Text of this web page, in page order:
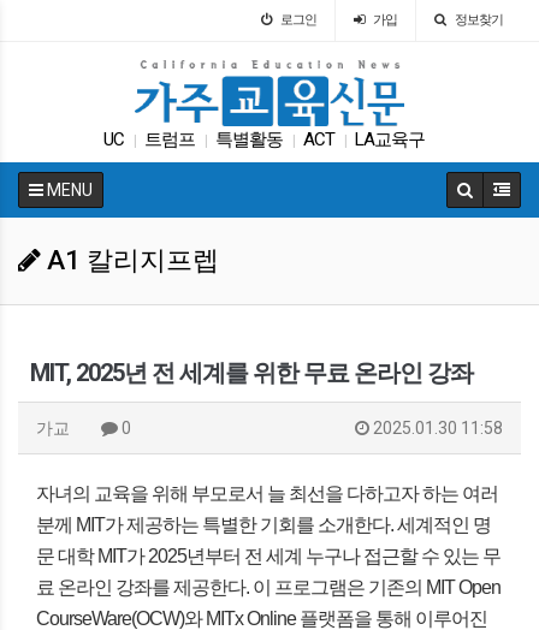
로그인 가입 정보찾기
UC 트럼프 특별활동 ACT LA교육구
| 코로나 에세이 원서 가주교육부 팝사
MENU
A1 칼리지프렙
MIT, 2025년 전 세계를 위한 무료 온라인 강좌
가교 0 2025.01.30 11:58
자녀의 교육을 위해 부모로서 늘 최선을 다하고자 하는 여러
분께 MIT가 제공하는 특별한 기회를 소개한다. 세계적인 명
문 대학 MIT가 2025년부터 전 세계 누구나 접근할 수 있는 무
료 온라인 강좌를 제공한다. 이 프로그램은 기존의 MIT Open
CourseWare(OCW)와 MITx Online 플랫폼을 통해 이루어진